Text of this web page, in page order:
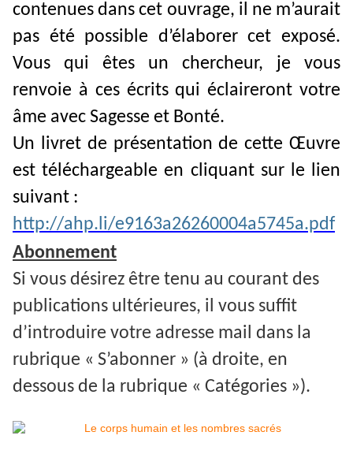
contenues dans cet ouvrage, il ne m’aurait
pas été possible d’élaborer cet exposé.
Vous qui êtes un chercheur, je vous
renvoie à ces écrits qui éclaireront votre
âme avec Sagesse et Bonté.
Un livret de présentation de cette Œuvre
est téléchargeable en cliquant sur le lien
suivant :
http://ahp.li/e9163a26260004a5745a.pdf
Abonnement
Si vous désirez être tenu au courant des
publications ultérieures, il vous suffit
d’introduire votre adresse mail dans la
rubrique « S’abonner » (à droite, en
dessous de la rubrique « Catégories »).